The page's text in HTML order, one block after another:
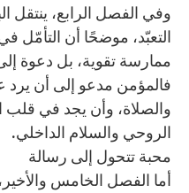
وفي الفصل الرابع، ينتقل
التعبّد، موضحًا أن
ممارسة تقوية، بل دعوة
فالمؤمن مدعو إلى أن يرد
والصلاة، وأن يجد في قلب
الروحي والسلام الداخلي.
محبة تتحول إلى رسالة
أما الفصل الخامس